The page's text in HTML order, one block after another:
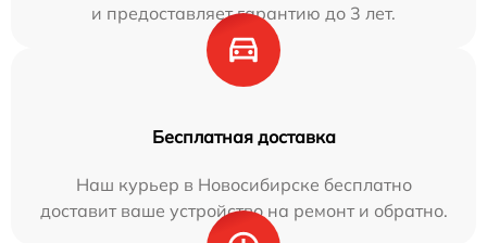
и предоставляет гарантию до 3 лет.
Бесплатная доставка
Наш курьер в Новосибирске бесплатно
доставит ваше устройство на ремонт и обратно.